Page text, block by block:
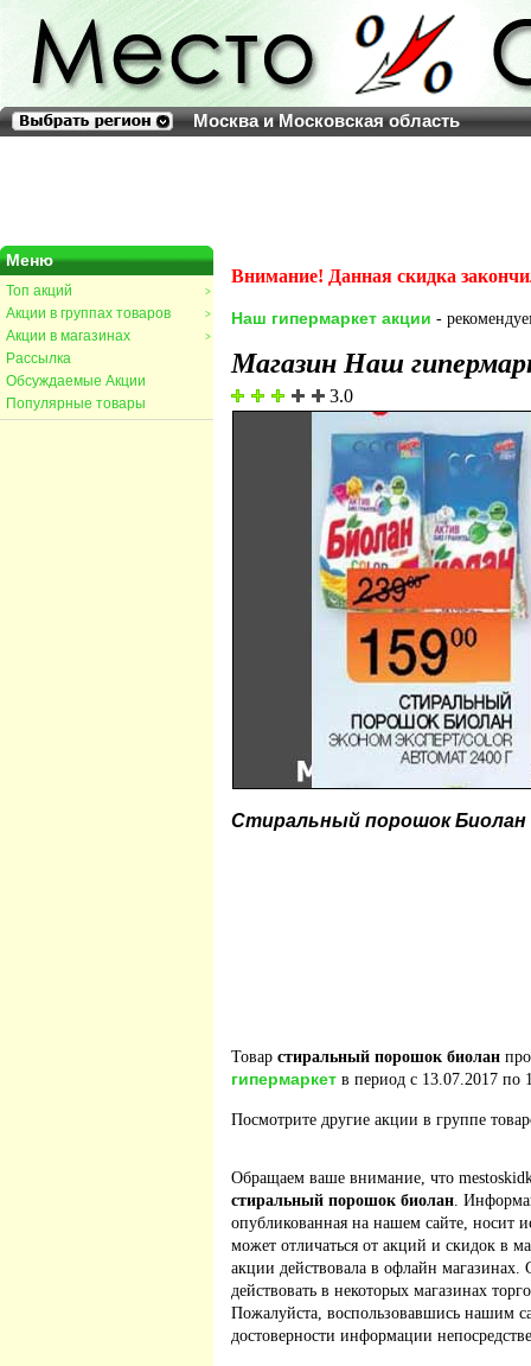
Москва и Московская область
Меню
>
Топ акций
>
Акции в группах товаров
>
Акции в магазинах
Рассылка
Обсуждаемые Акции
Популярные товары
Внимание! Данная скидка
Наш гипермаркет акции -
Магазин Наш
3.0
Стиральный порошок Биолан
Товар стиральный порошок биолан
гипермаркет в период с 13.07.2017 по
Посмотрите другие акции в группе
Обращаем ваше внимание, что
стиральный порошок биолан.
опубликованная на нашем сайте, носит
может отличаться от акций и скидок в
акции действовала в офлайн магазинах.
действовать в некоторых магазинах
Пожалуйста, воспользовавшись нашим
достоверности информации